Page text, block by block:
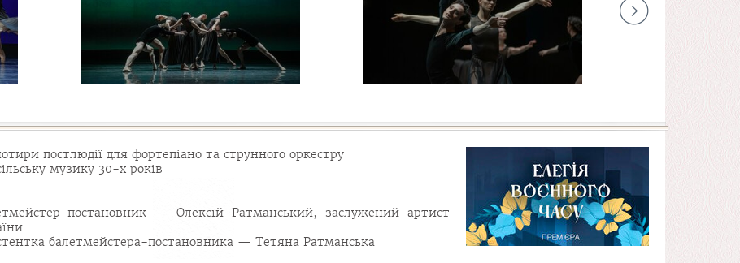
постлюдії для фортепіано та струнного оркестру
музику 30-х років
постановник — Олексій Ратманський, заслужений артист
балетмейстера-постановника — Тетяна Ратманська